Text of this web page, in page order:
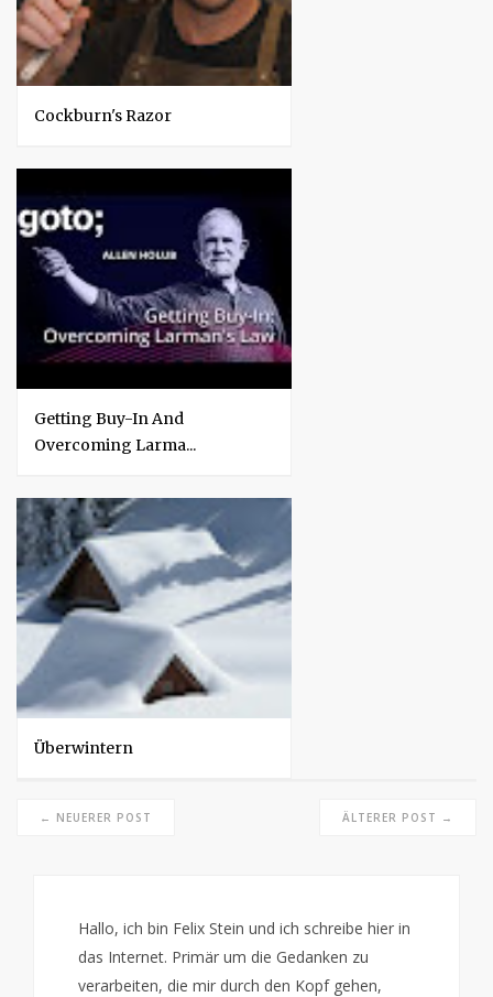
Cockburn's Razor
Getting Buy-In And
Overcoming Larma...
Überwintern
← NEUERER POST ÄLTERER POST →
Hallo, ich bin Felix Stein und ich schreibe hier in
das Internet. Primär um die Gedanken zu
verarbeiten, die mir durch den Kopf gehen,